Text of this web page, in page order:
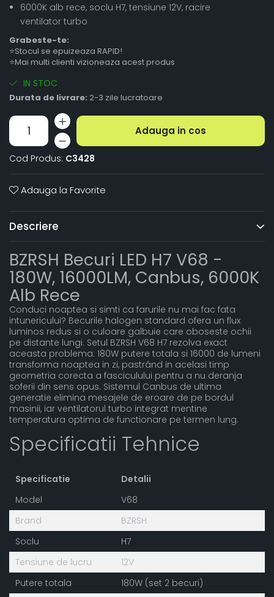
6000K alb rece, soclu H7, tensiune 12V, racire
ventilator turbo
Grabeste-te:
⭐Stocul se epuizeaza RAPID!
⭐Mai multi clienti vizioneaza acest produs
IN STOC
Durata de livrare: 2-3 zile lucratoare
Adauga in cos
Cod Produs: C3428
Adauga la Favorite
Descriere
BZRSH Becuri LED H7 V68 -
180W, 16000LM, Canbus, 6000K
Alb Rece
Conduci noaptea si simti ca farurile nu mai fac fata
intunericului? Becurile halogen standard ofera un flux
luminos redus si o culoare galbuie care oboseste ochii
pe distante lungi. Setul BZRSH V68 H7 rezolva exact
aceasta problema: 180W putere totala si 16000 de lumeni
transforma noaptea in zi, pastrând in acelasi timp
geometria corecta a fasciculului pentru a nu deranja
soferii din sens opus. Sistemul Canbus de ultima
generatie elimina mesajele de eroare de pe bordul
masinii, iar ventilatorul turbo integrat mentine
temperatura optima de functionare pe termen lung.
Specificatii Tehnice
Specificatie
Detalii
Model
V68
Brand
BZRSH
Soclu
H7
Tensiune de lucru
12V
Putere totala
180W (set 2 becuri)